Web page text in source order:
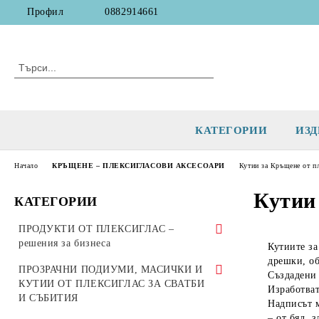
Профил 0882914661
КАТЕГОРИИ
КАТЕГОРИИ
ПРОДУКТИ ОТ ПЛЕКСИГЛАС –
решения за бизнеса
Кутии, урни и касички от плексиглас
за дарения, томболи и събития
ПРОЗРАЧНИ ПОДИУМИ, МАСИЧКИ И
КУТИИ ОТ ПЛЕКСИГЛАС ЗА СВАТБИ
И СЪБИТИЯ
Начало КРЪЩЕНЕ – ПЛЕКСИГЛАСОВИ АКСЕСОАРИ Кутии за Кръщене от
Кутии
Кутиите
дрешки,
Надписът